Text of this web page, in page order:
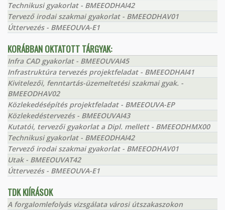
Technikusi gyakorlat - BMEEODHAI42
Tervező irodai szakmai gyakorlat - BMEEODHAV01
Úttervezés - BMEEOUVA-E1
KORÁBBAN OKTATOTT TÁRGYAK:
Infra CAD gyakorlat - BMEEOUVAI45
Infrastruktúra tervezés projektfeladat - BMEEODHAI41
Kivitelezői, fenntartás-üzemeltetési szakmai gyak. -
BMEEODHAV02
Közlekedésépítés projektfeladat - BMEEOUVA-EP
Közlekedéstervezés - BMEEOUVAI43
Kutatói, tervezői gyakorlat a Dipl. mellett - BMEEODHMX00
Technikusi gyakorlat - BMEEODHAI42
Tervező irodai szakmai gyakorlat - BMEEODHAV01
Utak - BMEEOUVAT42
Úttervezés - BMEEOUVA-E1
TDK KIÍRÁSOK
A forgalomlefolyás vizsgálata városi útszakaszokon